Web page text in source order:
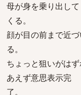
母が身を乗り出して
くる。
顔が目の前まで近
る。
ちょっと狙いがは
あえず意思表示完
了。